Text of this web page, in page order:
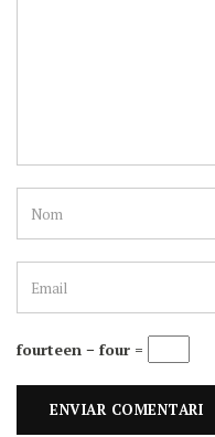
fourteen − four =